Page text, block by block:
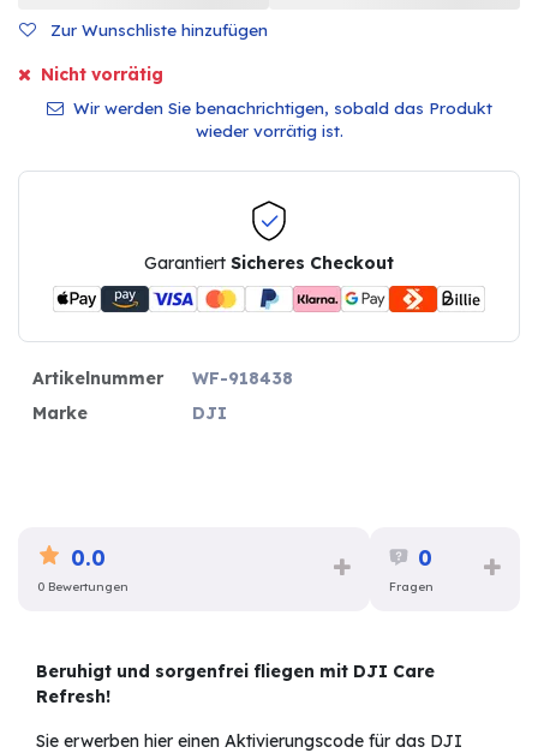
Zur Wunschliste hinzufügen
Nicht vorrätig
Wir werden Sie benachrichtigen, sobald das Produkt
wieder vorrätig ist.
Garantiert Sicheres Checkout
Artikelnummer
WF-918438
Marke
DJI
0.0
0 Bewertungen
0
Fragen
Beruhigt und sorgenfrei fliegen mit DJI Care
Refresh!
Sie erwerben hier einen Aktivierungscode für das DJI